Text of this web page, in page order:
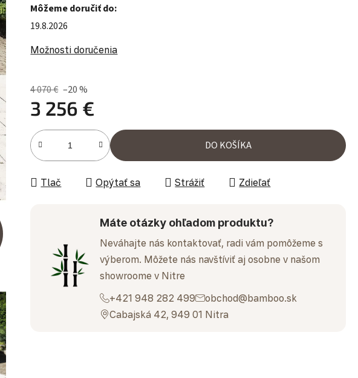
Môžeme doručiť do:
19.8.2026
Možnosti doručenia
4 070 € –20 %
3 256 €
Jednotková cena:
DO KOŠÍKA
Tlač Opýtať sa Strážiť Zdieľať
Máte otázky ohľadom produktu?
Neváhajte nás kontaktovať, radi vám pomôžeme s
výberom. Môžete nás navštíviť aj osobne v našom
showroome v Nitre
+421 948 282 499
obchod@bamboo.sk
Cabajská 42, 949 01 Nitra